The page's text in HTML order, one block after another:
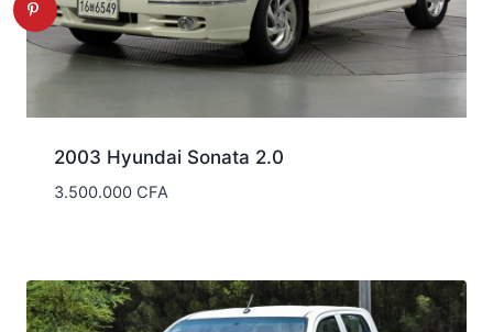
2003 Hyundai Sonata 2.0
3.500.000 CFA